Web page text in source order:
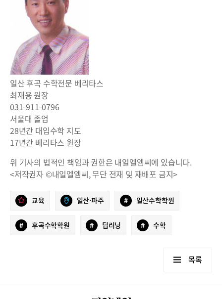
일산 후곡 수학전문 베리타스
최재용 원장
031-911-0796
서울대 졸업
28년간 대입수학 지도
17년간 베리타스 원장
위 기사의 법적인 책임과 권한은 내일엘엠씨에 있습니다.
<저작권자 ©내일엘엠씨, 무단 전재 및 재배포 금지>
교육 일산·파주 # 일산수학학원
# 후곡수학학원 # 딥러닝 # 수학
목록